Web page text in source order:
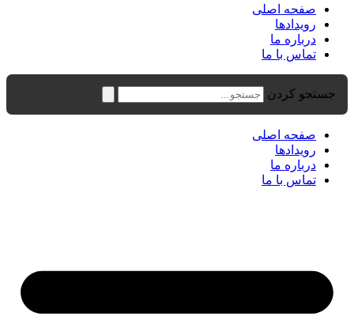
صفحه اصلی
رویدادها
درباره ما
تماس با ما
جستجو کردن
صفحه اصلی
رویدادها
درباره ما
تماس با ما